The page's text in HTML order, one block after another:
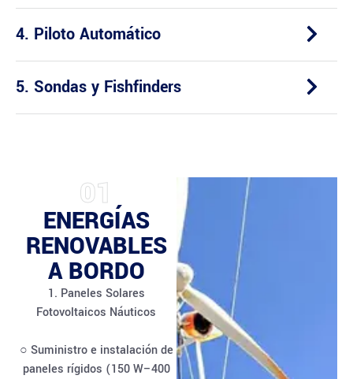
4. Piloto Automático
5. Sondas y Fishfinders
01
ENERGÍAS
RENOVABLES
A BORDO
1. Paneles Solares
Fotovoltaicos Náuticos
○ Suministro e instalación de
paneles rígidos (150 W–400